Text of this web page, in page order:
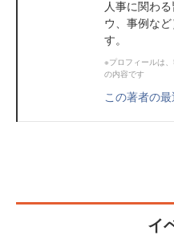
人事に関わ
ウ、事例な
す。
※プロフィールは
の内容です
この著者の
イ